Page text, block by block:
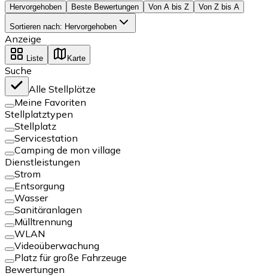
Hervorgehoben Beste Bewertungen Von A bis Z Von Z bis A
Sortieren nach: Hervorgehoben
Anzeige
Liste Karte
Suche
Alle Stellplätze
Meine Favoriten
Stellplatztypen
Stellplatz
Servicestation
Camping de mon village
Dienstleistungen
Strom
Entsorgung
Wasser
Sanitäranlagen
Mülltrennung
WLAN
Videoüberwachung
Platz für große Fahrzeuge
Bewertungen